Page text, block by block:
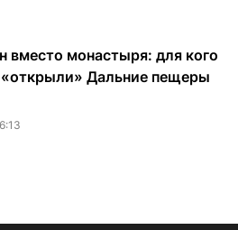
вместо монастыря: для кого
«открыли» Дальние пещеры